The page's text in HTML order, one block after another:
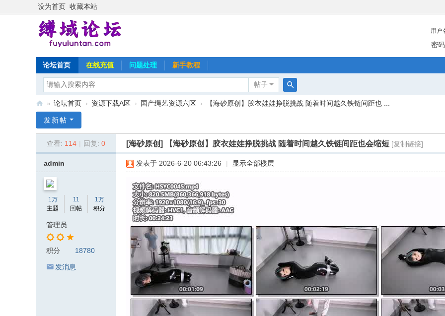
设为首页 收藏本站
用户
密码
论坛首页 在线充值 问题处理 新手教程
帖子
搜
域
» 论坛首页 › 资源下载A区 › 国产绳艺资源六区 › 【海砂原创】胶衣娃娃挣脱挑战 随着时间越久铁链间距也 ...
发新帖
查看: 114 回复: 0 [海砂原创] 【海砂原创】胶衣娃娃挣脱挑战 随着时间越久铁链间距也会缩短 [复制链接]
admin
1万
主题
11
回帖
1万
积分
管理员
积分 18780
发消息
发表于 2026-6-20 06:43:26 显示全部楼层